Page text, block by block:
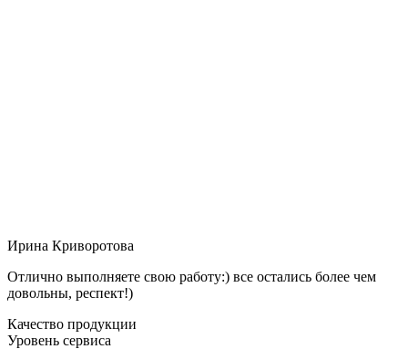
Ирина Криворотова
Отлично выполняете свою работу:) все остались более чем
довольны, респект!)
Качество продукции
Уровень сервиса